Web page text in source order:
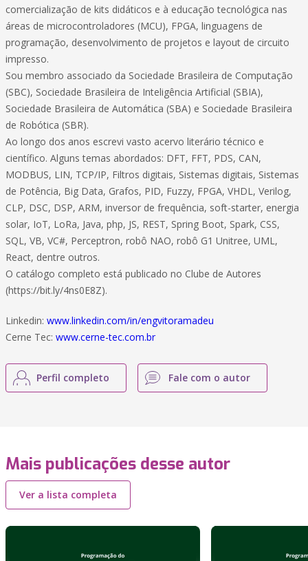
comercialização de kits didáticos e à educação tecnológica nas
áreas de microcontroladores (MCU), FPGA, linguagens de
programação, desenvolvimento de projetos e layout de circuito
impresso.
Sou membro associado da Sociedade Brasileira de Computação
(SBC), Sociedade Brasileira de Inteligência Artificial (SBIA),
Sociedade Brasileira de Automática (SBA) e Sociedade Brasileira
de Robótica (SBR).
Ao longo dos anos escrevi vasto acervo literário técnico e
científico. Alguns temas abordados: DFT, FFT, PDS, CAN,
MODBUS, LIN, TCP/IP, Filtros digitais, Sistemas digitais, Sistemas
de Potência, Big Data, Grafos, PID, Fuzzy, FPGA, VHDL, Verilog,
CLP, DSC, DSP, ARM, inversor de frequência, soft-starter, energia
solar, IoT, LoRa, Java, php, JS, REST, Spring Boot, Spark, CSS,
SQL, VB, VC#, Perceptron, robô NAO, robô G1 Unitree, UML,
React, dentre outros.
O catálogo completo está publicado no Clube de Autores
(https://bit.ly/4ns0E8Z).
Linkedin: www.linkedin.com/in/engvitoramadeu
Cerne Tec: www.cerne-tec.com.br
Perfil completo Fale com o autor
Mais publicações desse autor
Ver a lista completa